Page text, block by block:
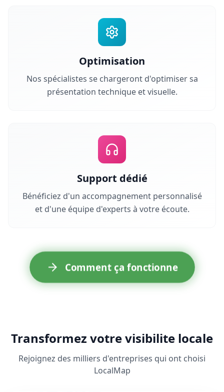
Optimisation
Nos spécialistes se chargeront d'optimiser sa
présentation technique et visuelle.
Support dédié
Bénéficiez d'un accompagnement personnalisé
et d'une équipe d'experts à votre écoute.
Comment ça fonctionne
Transformez votre visibilite locale
Rejoignez des milliers d'entreprises qui ont choisi
LocalMap